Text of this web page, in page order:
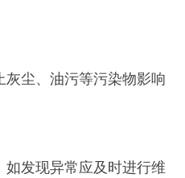
灰尘、油污等污染物影响
如发现异常应及时进行维